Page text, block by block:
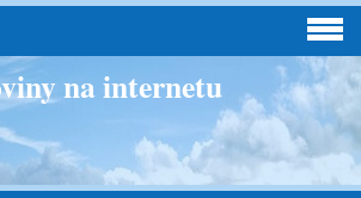
na internetu